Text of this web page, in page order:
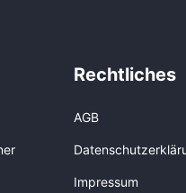
Rechtliches
AGB
Impressum